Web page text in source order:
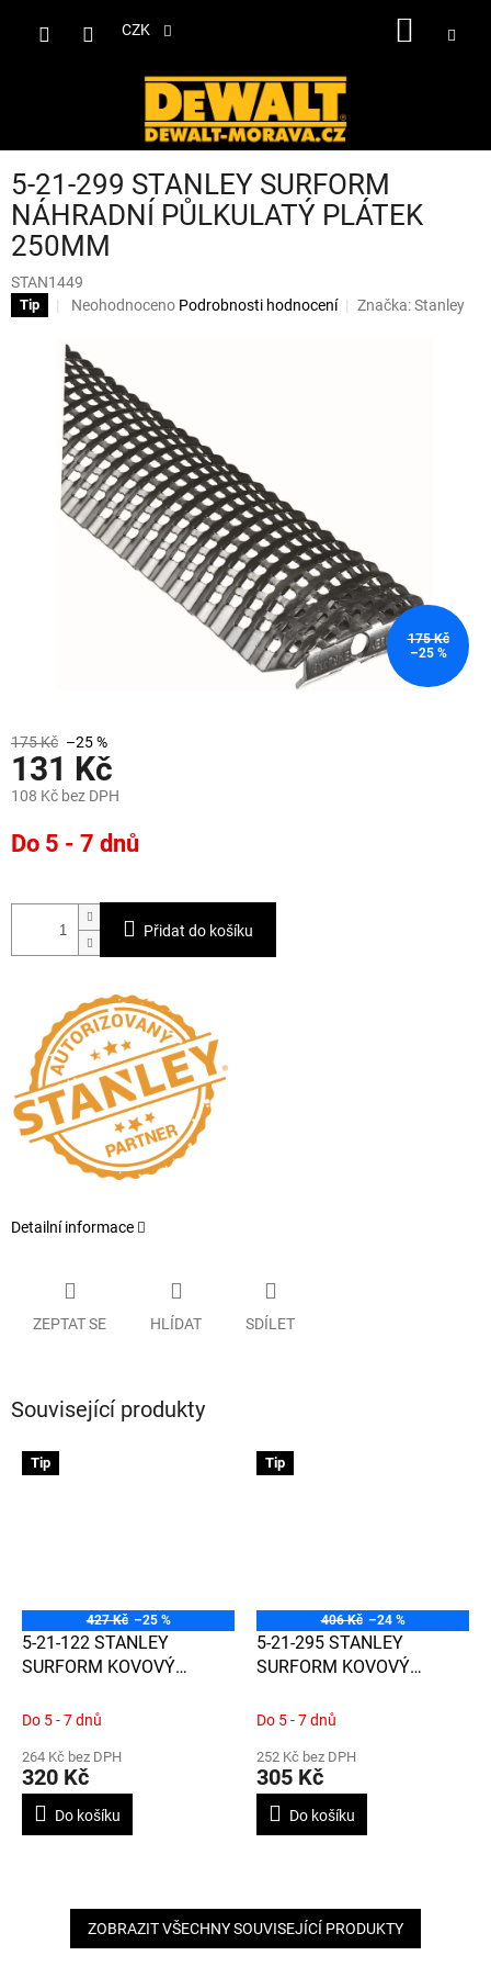
CZK
5-21-299 STANLEY SURFORM
NÁHRADNÍ PŮLKULATÝ PLÁTEK
250MM
STAN1449
Tip
Průměrné
produktu
je
0,0
z
5
hvězdiček.
Neohodnoceno Podrobnosti hodnocení Značka:Stanley
175 Kč
–25 %
175 Kč –25 %
131 Kč
108 Kč bez DPH
cena:
Do 5 - 7 dnů
Přidat do košíku
Detailní informace
ZEPTAT SE HLÍDAT SDÍLET
Související produkty
Tip
427 Kč –25 %
5-21-122 STANLEY
SURFORM KOVOVÝ
250MM
Do 5 - 7 dnů
264 Kč bez DPH
320 Kč
Do košíku
Tip
406 Kč –24 %
5-21-295 STANLEY
SURFORM KOVOVÝ
250MM
Do 5 - 7 dnů
252 Kč bez DPH
305 Kč
Do košíku
ZOBRAZIT VŠECHNY SOUVISEJÍCÍ PRODUKTY